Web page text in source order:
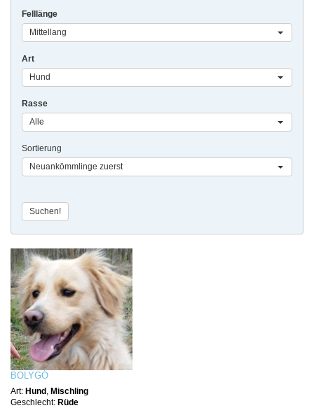
Felllänge
Mittellang
Art
Hund
Rasse
Alle
Sortierung
Neuankömmlinge zuerst
BOLYGÓ
Art: Hund , Mischling
Geschlecht: Rüde